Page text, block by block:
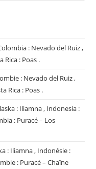
: Nevado del Ruiz ,
Rica : Poas .
: Nevado del Ruiz ,
Rica : Poas .
: Iliamna , Indonesia :
: Puracé – Los
: Iliamna , Indonésie :
: Puracé – Chaîne